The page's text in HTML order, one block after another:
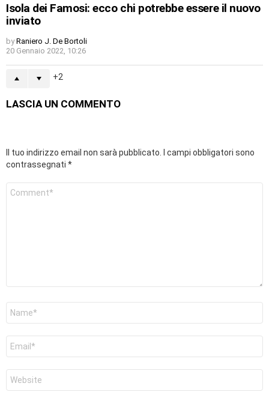
Isola dei Famosi: ecco chi potrebbe essere il nuovo
inviato
by Raniero J. De Bortoli
20 Gennaio 2022, 10:26
2
LASCIA UN COMMENTO
Il tuo indirizzo email non sarà pubblicato.
I campi obbligatori sono
contrassegnati *
web